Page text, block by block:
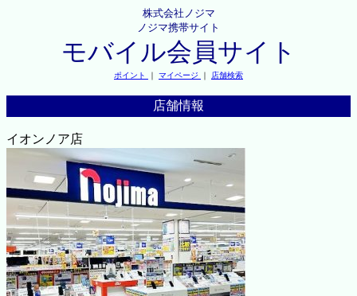
株式会社ノジマ
ノジマ携帯サイト
モバイル会員サイト
ポイント ｜ マイページ ｜ 店舗検索
店舗情報
イオンノア店